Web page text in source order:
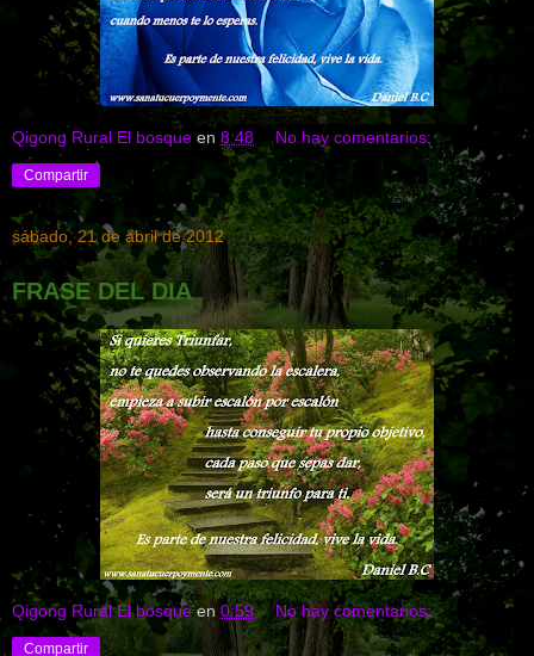
Qigong Rural El bosque en 8:48 No hay comentarios:
Compartir
sábado, 21 de abril de 2012
FRASE DEL DIA
Qigong Rural El bosque en 0:59 No hay comentarios:
Compartir